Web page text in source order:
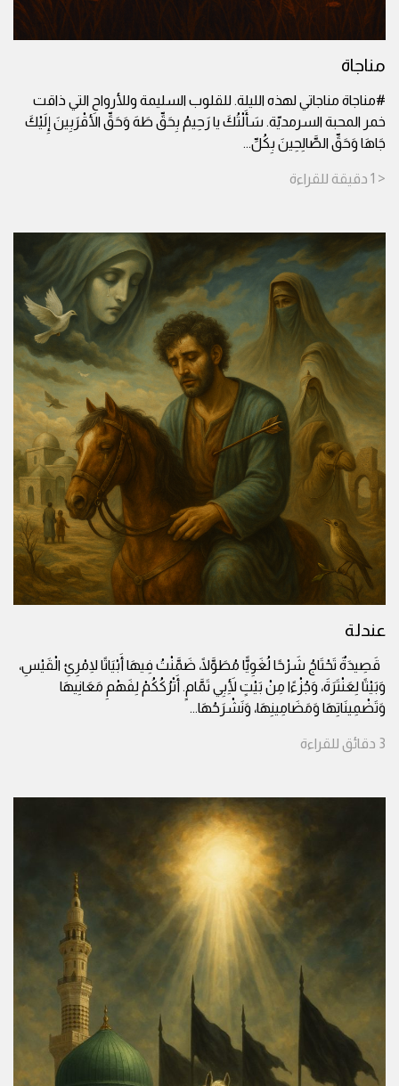
مناجاة
#مناجاة مناجاتي لهذه الليلة. للقلوب السليمة وللأرواح التي ذاقت
خمر المحبة السرمديّة. سَأَلْتُكَ يا رَحِيمُ بِحَقِّ طَهَ وَحَقِّ الأَقْرَبِينَ إِلَيْكَ
جَاهَا وَحَقِّ الصَّالِحِينَ بِكُلِّ...
< 1 دقيقة للقراءة
عندلة
قَصِيدَةٌ تَحْتَاجُ شَرْحًا لُغَوِيًّا مُطَوَّلًا، ضَمَّنْتُ فِيهَا أَبْيَاتًا لِامْرِئِ الْقَيْسِ،
وَبَيْتًا لِعَنْتَرَةَ، وَجُزْءًا مِنْ بَيْتٍ لِأَبِي تَمَّامٍ. أَتْرُكُكُمْ لِفَهْمِ مَعَانِيهَا
وَتَضْمِينَاتِهَا وَمَضَامِينِهَا، وَنَشْرَحُهَا...
3 دقائق للقراءة